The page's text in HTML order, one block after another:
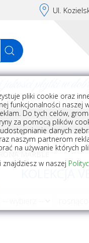
Ul.
do układania płytek
MARBLE
KOLEKCJA
pliki cookie oraz
funkcjonalności naszej
Do tych celów,
za pomocą plików
danych
naszym partnerom
na używanie których
w naszej